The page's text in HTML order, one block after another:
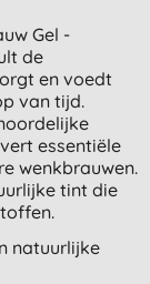
Gel -
de
en voedt
van tijd.
essentiële
wenkbrauwen.
tint die
natuurlijke